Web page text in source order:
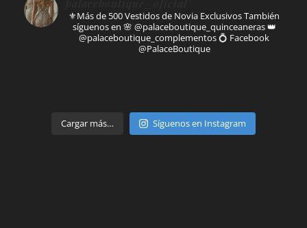
⚜️Más de 500 Vestidos de Novia ExclusivosTambién
síguenos en 🌸 @palaceboutique_quinceaneras👑
@palaceboutique_complementos💍 Facebook
@PalaceBoutique
Parte de
Cargar más… Síguenos en Instagram